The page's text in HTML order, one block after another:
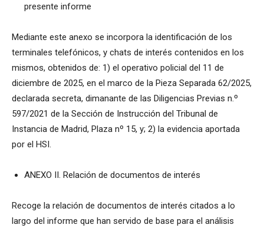
presente informe
Mediante este anexo se incorpora la identificación de los
terminales telefónicos, y chats de interés contenidos en los
mismos, obtenidos de: 1) el operativo policial del 11 de
diciembre de 2025, en el marco de la Pieza Separada 62/2025,
declarada secreta, dimanante de las Diligencias Previas n.º
597/2021 de la Sección de Instrucción del Tribunal de
Instancia de Madrid, Plaza nº 15, y; 2) la evidencia aportada
por el HSI.
ANEXO II. Relación de documentos de interés
Recoge la relación de documentos de interés citados a lo
largo del informe que han servido de base para el análisis